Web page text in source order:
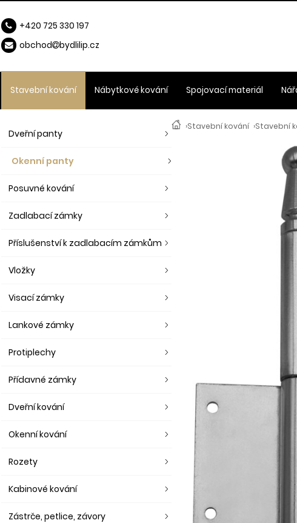
›Stavební kování ›Stavební
Dveřní panty
Okenní panty
Posuvné kování
Zadlabací zámky
Příslušenství k zadlabacím zámkům
Vložky
Visací zámky
Lankové zámky
Protiplechy
Přídavné zámky
Dveřní kování
Okenní kování
Rozety
Kabinové kování
Zástrče, petlice, závory
Stavební kování Nábytkové kování Spojovací materiál
+420 725 330 197
obchod
bydlilip.cz